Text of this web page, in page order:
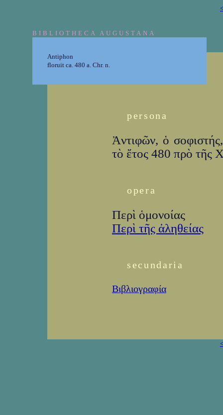
BIBLIOTHECA AUGUSTANA
Antiphon
floruit ca. 480 a. Chr. n.
persona
Ἀντιφῶν, ὁ
τὸ ἔτος 480 πρὸ τῆς
opera
Περὶ ὁμονοίας
Περὶ τῆς ἀληθείας
secundaria
Βιβλιογραφία